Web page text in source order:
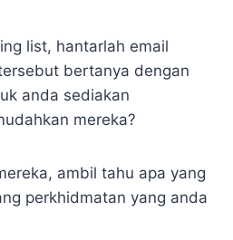
list, hantarlah email
bertanya dengan
anda sediakan
mereka?
ambil tahu apa yang
perkhidmatan yang anda